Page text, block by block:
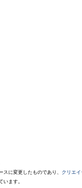
に変更したものであり、 クリエ
います。